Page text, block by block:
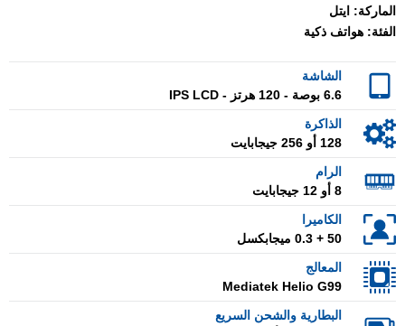
الماركة: ايتل
الفئة: هواتف ذكية
الشاشة
6.6 بوصة - 120 هرتز - IPS LCD
الذاكرة
128 أو 256 جيجابايت
الرام
8 أو 12 جيجابايت
الكاميرا
50 + 0.3 ميجابكسل
المعالج
Mediatek Helio G99
البطارية والشحن السريع